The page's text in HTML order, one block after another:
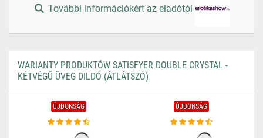
További információkért az eladótól
WARIANTY PRODUKTÓW SATISFYER DOUBLE CRYSTAL -
KÉTVÉGŰ ÜVEG DILDÓ (ÁTLÁTSZÓ)
ÚJDONSÁG ÚJDONSÁG